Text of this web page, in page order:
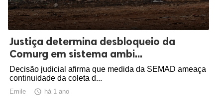
Justiça determina desbloqueio da
Comurg em sistema ambi...
Decisão judicial afirma que medida da SEMAD ameaça
continuidade da coleta d...
Emile  há 1 ano